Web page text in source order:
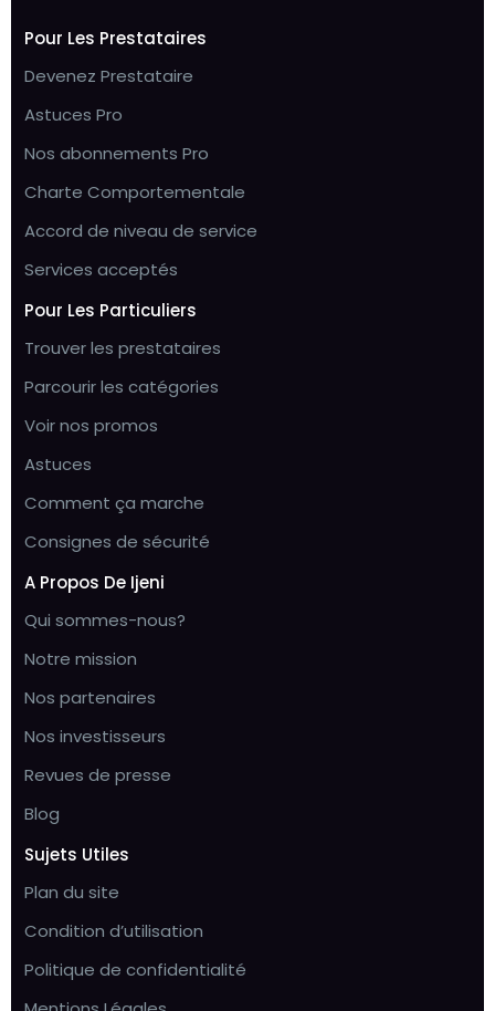
Pour Les Prestataires
Devenez Prestataire
Astuces Pro
Nos abonnements Pro
Charte Comportementale
Accord de niveau de service
Services acceptés
Pour Les Particuliers
Trouver les prestataires
Parcourir les catégories
Voir nos promos
Astuces
Comment ça marche
Consignes de sécurité
A Propos De Ijeni
Qui sommes-nous?
Notre mission
Nos partenaires
Nos investisseurs
Revues de presse
Blog
Sujets Utiles
Plan du site
Condition d’utilisation
Politique de confidentialité